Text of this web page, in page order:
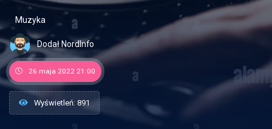
Muzyka
Dodał NordInfo
26 maja 2022 21:00
Wyświetleń: 891